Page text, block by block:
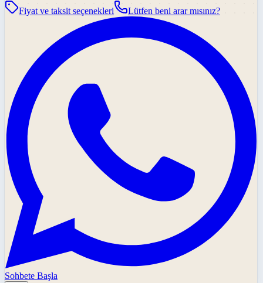
Fiyat ve taksit seçenekleri
Lütfen beni arar mısınız?
Sohbete Başla